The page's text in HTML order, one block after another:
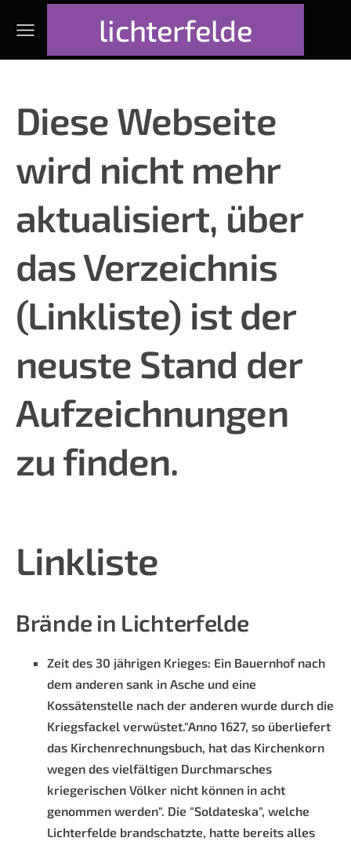
lichterfelde
Diese Webseite
wird nicht mehr
aktualisiert, über
dasVerzeichnis
(Linkliste) ist der
neuste Stand der
Aufzeichnungen
zu finden.
Linkliste
Brände in Lichterfelde
Zeit des 30 jährigen Krieges: Ein Bauernhof nach
dem anderen sank in Asche und eine
Kossätenstelle nach der anderen wurde durch die
Kriegsfackel verwüstet."Anno 1627, so überliefert
das Kirchenrechnungsbuch, hat das Kirchenkorn
wegen des vielfältigen Durchmarsches
kriegerischen Völker nicht können in acht
genommen werden". Die "Soldateska", welche
Lichterfelde brandschatzte, hatte bereits alles